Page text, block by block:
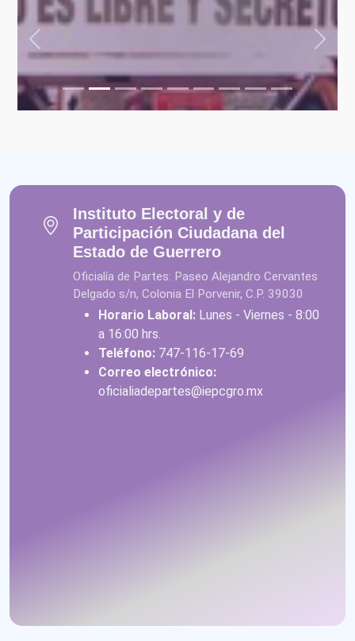
Anterior
Instituto Electoral y de
Participación Ciudadana del
Estado de Guerrero
Oficialía de Partes: Paseo Alejandro Cervantes
Delgado s/n, Colonia El Porvenir, C.P. 39030
Horario Laboral: Lunes - Viernes - 8:00
a 16:00 hrs.
Teléfono: 747-116-17-69
Correo electrónico:
oficialiadepartes@iepcgro.mx